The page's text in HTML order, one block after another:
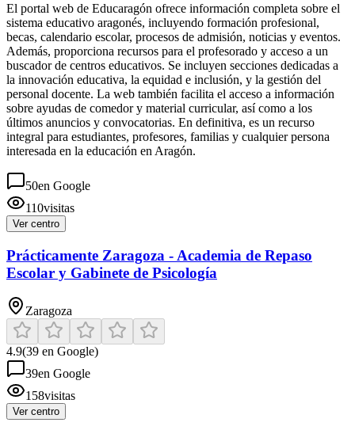
El portal web de Educaragón ofrece información completa sobre el
sistema educativo aragonés, incluyendo formación profesional,
becas, calendario escolar, procesos de admisión, noticias y eventos.
Además, proporciona recursos para el profesorado y acceso a un
buscador de centros educativos. Se incluyen secciones dedicadas a
la innovación educativa, la equidad e inclusión, y la gestión del
personal docente. La web también facilita el acceso a información
sobre ayudas de comedor y material curricular, así como a los
últimos anuncios y convocatorias. En definitiva, es un recurso
integral para estudiantes, profesores, familias y cualquier persona
interesada en la educación en Aragón.
50en Google
110visitas
Ver centro
Prácticamente Zaragoza - Academia de Repaso
Escolar y Gabinete de Psicología
Zaragoza
4.9(39 en Google)
39en Google
158visitas
Ver centro